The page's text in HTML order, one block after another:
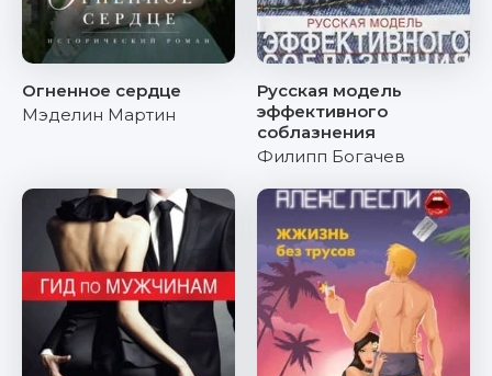
Огненное сердце
Мэделин Мартин
Русская модель
эффективного
соблазнения
Филипп Богачев